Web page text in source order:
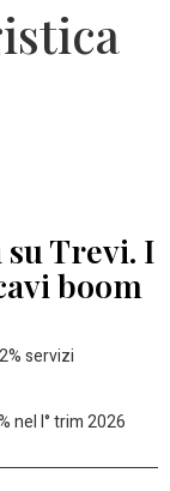
su Trevi. I
boom
servizi
nel I° trim 2026